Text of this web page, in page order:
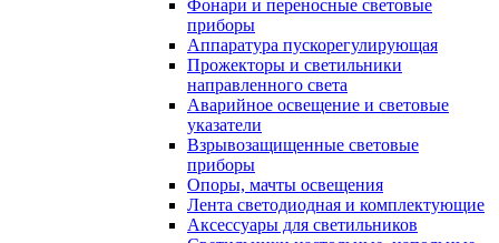
Фонари и переносные световые
приборы
Аппаратура пускорегулирующая
Прожекторы и светильники
направленного света
Аварийное освещение и световые
указатели
Взрывозащищенные световые
приборы
Опоры, мачты освещения
Лента светодиодная и комплектующие
Аксессуары для светильников